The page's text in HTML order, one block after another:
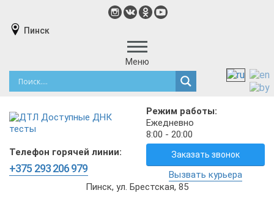
Пинск
Меню
Режим работы:
Ежедневно
8:00 - 20:00
Телефон горячей линии:
+375 293 206 979
Заказать звонок
Вызвать курьера
Пинск, ул. Брестская, 85